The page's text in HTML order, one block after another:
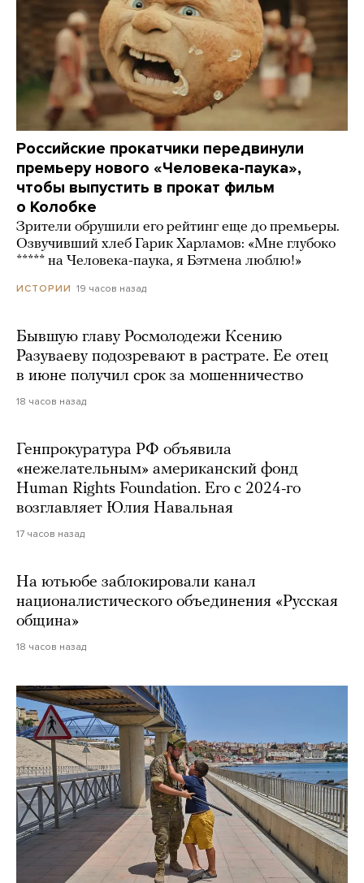
Российские прокатчики передвинули
премьеру нового «Человека-паука»,
чтобы выпустить в прокат фильм
о Колобке
Зрители обрушили его рейтинг еще до премьеры.
Озвучивший хлеб Гарик Харламов: «Мне глубоко
***** на Человека-паука, я Бэтмена люблю!»
ИСТОРИИ 19 часов назад
Бывшую главу Росмолодежи Ксению
Разуваеву подозревают в растрате. Ее отец
в июне получил срок за мошенничество
18 часов назад
Генпрокуратура РФ объявила
«нежелательным» американский фонд
Human Rights Foundation. Его с 2024-го
возглавляет Юлия Навальная
17 часов назад
На ютьюбе заблокировали канал
националистического объединения «Русская
община»
18 часов назад